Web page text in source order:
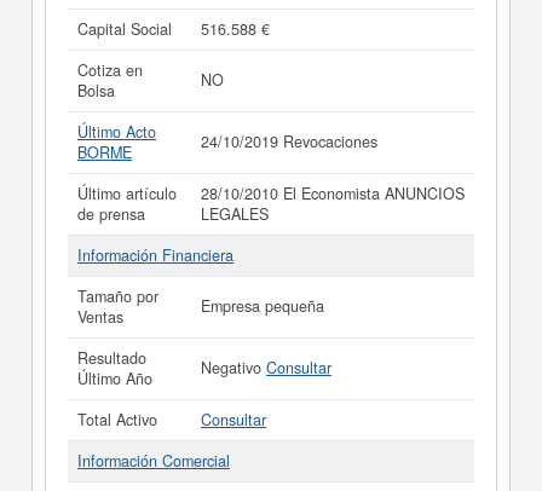
Capital Social
516.588 €
Cotiza en
Bolsa
NO
Último Acto
BORME
24/10/2019 Revocaciones
Último artículo
de prensa
28/10/2010 El Economista ANUNCIOS
LEGALES
Información Financiera
Tamaño por
Ventas
Empresa pequeña
Resultado
Último Año
Negativo Consultar
Total Activo
Consultar
Información Comercial